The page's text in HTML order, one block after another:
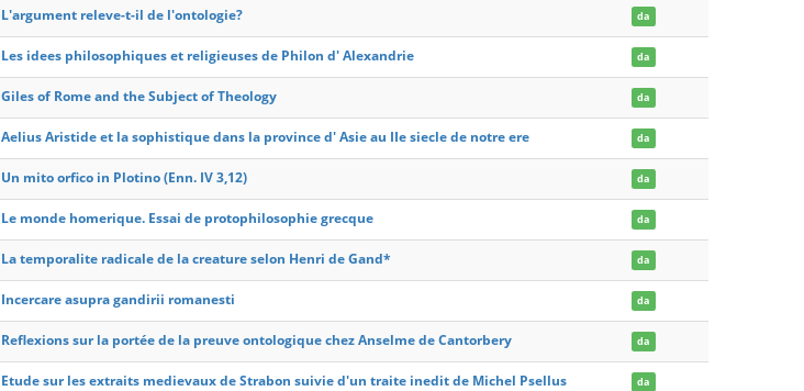
L'argument releve-t-il de l'ontologie? da
Les idees philosophiques et religieuses de Philon d' Alexandrie da
Giles of Rome and the Subject of Theology da
Aelius Aristide et la sophistique dans la province d' Asie au IIe siecle de notre ere da
Un mito orfico in Plotino (Enn. IV 3,12) da
Le monde homerique. Essai de protophilosophie grecque da
La temporalite radicale de la creature selon Henri de Gand* da
Incercare asupra gandirii romanesti da
Reflexions sur la portée de la preuve ontologique chez Anselme de Cantorbery da
Etude sur les extraits medievaux de Strabon suivie d'un traite inedit de Michel Psellus da